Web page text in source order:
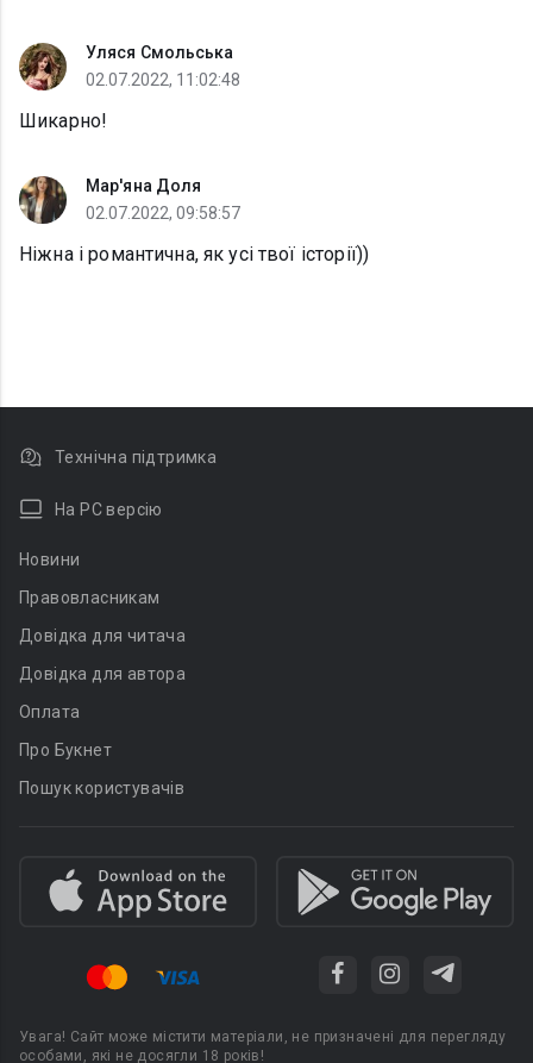
Уляся Смольська
02.07.2022, 11:02:48
Шикарно!
Мар'яна Доля
02.07.2022, 09:58:57
Ніжна і романтична, як усі твої історії))
Технічна підтримка
На PC версію
Новини
Правовласникам
Довідка для читача
Довідка для автора
Оплата
Про Букнет
Пошук користувачів
Увага! Сайт може містити матеріали, не призначені для перегляду
особами, які не досягли 18 років!